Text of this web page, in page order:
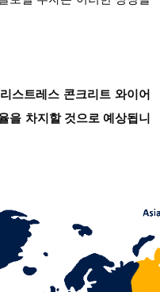
스트레스 콘크리트 와이어
을 차지할 것으로 예상됩니